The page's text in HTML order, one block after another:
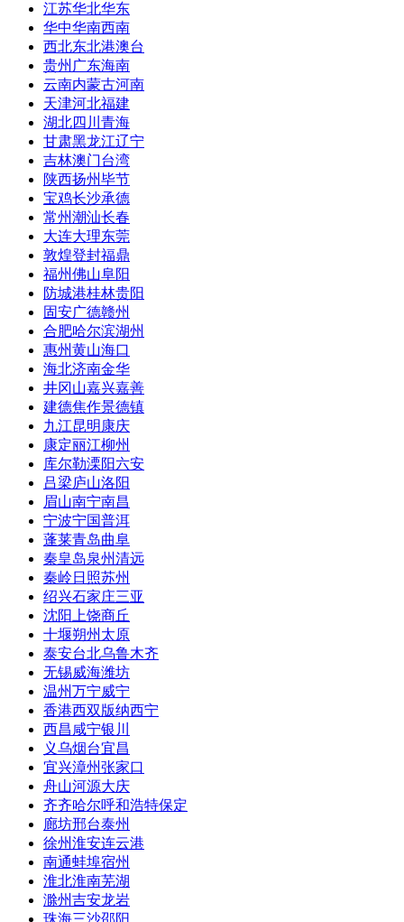
江苏华北华东
华中华南西南
西北东北港澳台
贵州 广东海南
云南内蒙古河南
天津河北福建
湖北四川 青海
甘肃黑龙江辽宁
吉林澳门台湾
陕西扬州毕节
宝鸡长沙承德
常州潮汕长春
大连大理东莞
敦煌登封福鼎
福州佛山阜阳
防城港桂林贵阳
固安广德赣州
合肥哈尔滨湖州
惠州黄山海口
海北济南金华
井冈山嘉兴嘉善
建德焦作景德镇
九江昆明 康庆
康定丽江柳州
库尔勒溧阳六安
吕梁庐山洛阳
眉山南宁南昌
宁波宁国普洱
蓬莱青岛曲阜
秦皇岛泉州清远
秦岭日照苏州
绍兴石家庄三亚
沈阳 上饶商丘
十堰朔州 太原
泰安台北乌鲁木齐
无锡威海潍坊
温州万宁威宁
香港西双版纳西宁
西昌 咸宁银川
义乌烟台宜昌
宜兴漳州张家口
舟山河源大庆
齐齐哈尔呼和浩特保定
廊坊邢台泰州
徐州淮安连云港
南通蚌埠宿州
淮北淮南芜湖
滁州吉安龙岩
珠海三沙邵阳